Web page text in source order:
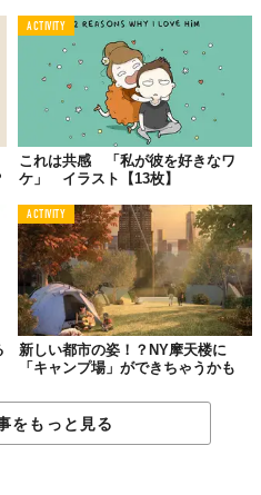
しいパン屋がズラリ。知ってま
07.
「止まれ」
ACTIVITY
これは共感 「私が彼を好きなワ
ケ」 イラスト【13枚】
ACTIVITY
新しい都市の姿！？NY摩天楼に
「キャンプ場」ができちゃうかも
をもっと見る